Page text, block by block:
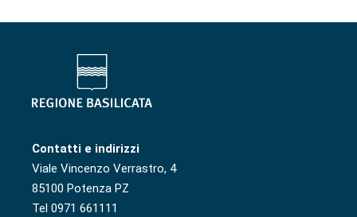
Contatti e indirizzi
Viale Vincenzo Verrastro, 4
85100 Potenza PZ
Tel 0971 661111